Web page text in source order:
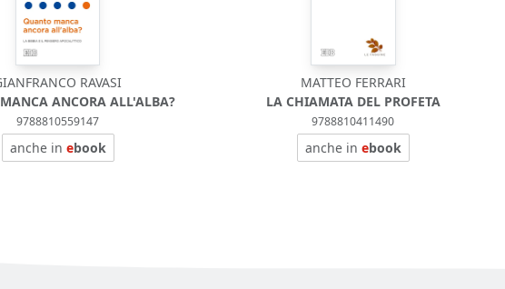
RAVASI
ANCORA ALL'ALBA?
9788810559147
anche in ebook
MATTEO FERRARI
LA CHIAMATA DEL PROFETA
9788810411490
anche in ebook